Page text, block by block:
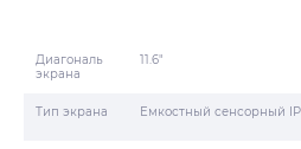
Диагональ
экрана
11.6"
Тип экрана Емкостный сенсорный